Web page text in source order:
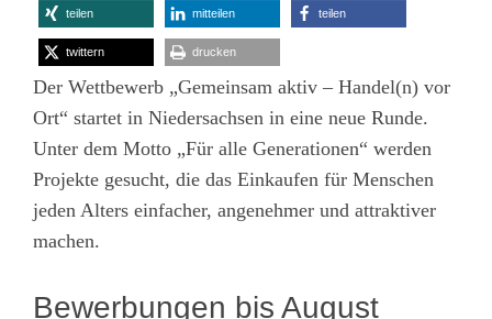
teilen mitteilen teilen
twittern drucken
Der Wettbewerb „Gemeinsam aktiv – Handel(n) vor
Ort“ startet in Niedersachsen in eine neue Runde.
Unter dem Motto „Für alle Generationen“ werden
Projekte gesucht, die das Einkaufen für Menschen
jeden Alters einfacher, angenehmer und attraktiver
machen.
Bewerbungen bis August